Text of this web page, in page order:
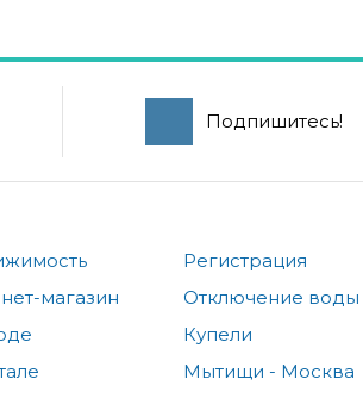
Подпишитесь!
магазин
Регистрация
Отключение воды
Купели
Мытищи - Москва